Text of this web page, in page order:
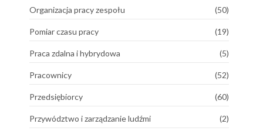
Organizacja pracy zespołu (50)
Pomiar czasu pracy (19)
Praca zdalna i hybrydowa (5)
Pracownicy (52)
Przedsiębiorcy (60)
Przywództwo i zarządzanie ludźmi (2)